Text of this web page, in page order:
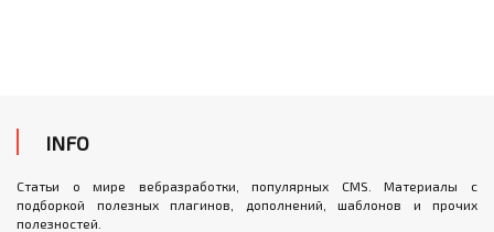
INFO
Статьи о мире вебразработки, популярных CMS. Материалы с
подборкой полезных плагинов, дополнений, шаблонов и прочих
полезностей.